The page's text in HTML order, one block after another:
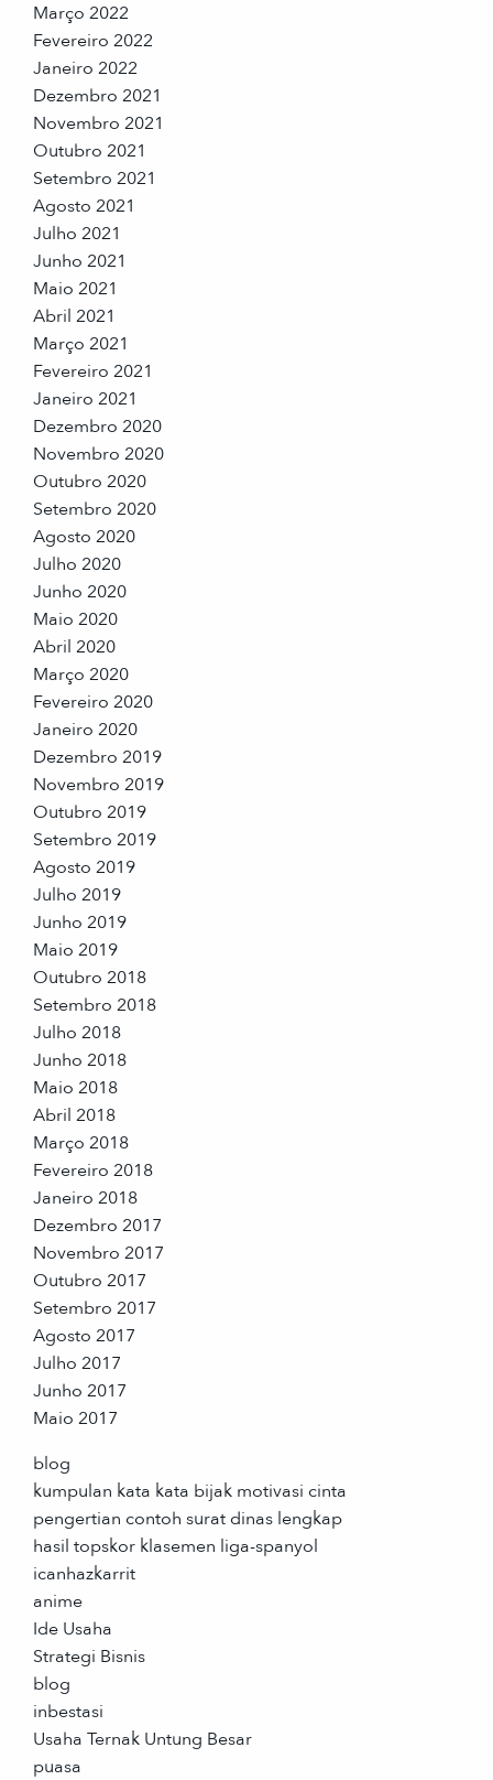
Março 2022
Fevereiro 2022
Janeiro 2022
Dezembro 2021
Novembro 2021
Outubro 2021
Setembro 2021
Agosto 2021
Julho 2021
Junho 2021
Maio 2021
Abril 2021
Março 2021
Fevereiro 2021
Janeiro 2021
Dezembro 2020
Novembro 2020
Outubro 2020
Setembro 2020
Agosto 2020
Julho 2020
Junho 2020
Maio 2020
Abril 2020
Março 2020
Fevereiro 2020
Janeiro 2020
Dezembro 2019
Novembro 2019
Outubro 2019
Setembro 2019
Agosto 2019
Julho 2019
Junho 2019
Maio 2019
Outubro 2018
Setembro 2018
Julho 2018
Junho 2018
Maio 2018
Abril 2018
Março 2018
Fevereiro 2018
Janeiro 2018
Dezembro 2017
Novembro 2017
Outubro 2017
Setembro 2017
Agosto 2017
Julho 2017
Junho 2017
Maio 2017
blog
kumpulan kata kata bijak motivasi cinta
pengertian contoh surat dinas lengkap
hasil topskor klasemen liga-spanyol
icanhazkarrit
anime
Ide Usaha
Strategi Bisnis
blog
inbestasi
Usaha Ternak Untung Besar
puasa